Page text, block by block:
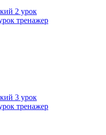
2 урок
тренажер
3 урок
тренажер